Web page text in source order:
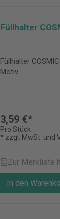
Füllhalter
Füllhalter
Motiv
3,59 €*
Pro Stück
* zzgl. MwSt. und
Zur Merkliste
In den